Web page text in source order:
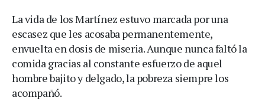
La vida de los Martínez estuvo marcada por una
escasez que les acosaba permanentemente,
envuelta en dosis de miseria. Aunque nunca faltó la
comida gracias al constante esfuerzo de aquel
hombre bajito y delgado, la pobreza siempre los
acompañó.